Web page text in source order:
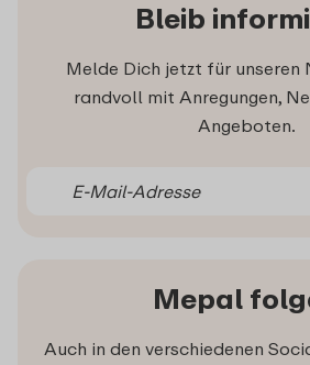
Bleib
Melde Dich jetzt für unseren
randvoll mit Anregungen,
Angeboten.
Mepal
Auch in den verschiedenen